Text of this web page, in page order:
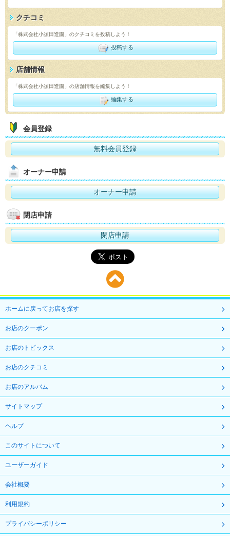
クチコミ
「株式会社小須田造園」のクチコミを投稿しよう！
投稿する
店舗情報
「株式会社小須田造園」の店舗情報を編集しよう！
編集する
会員登録
無料会員登録
オーナー申請
オーナー申請
閉店申請
閉店申請
ホームに戻ってお店を探す
お店のクーポン
お店のトピックス
お店のクチコミ
お店のアルバム
サイトマップ
ヘルプ
このサイトについて
ユーザーガイド
会社概要
利用規約
プライバシーポリシー